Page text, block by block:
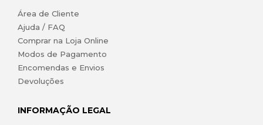
Área de Cliente
Ajuda / FAQ
Comprar na Loja Online
Modos de Pagamento
Encomendas e Envios
Devoluções
INFORMAÇÃO LEGAL